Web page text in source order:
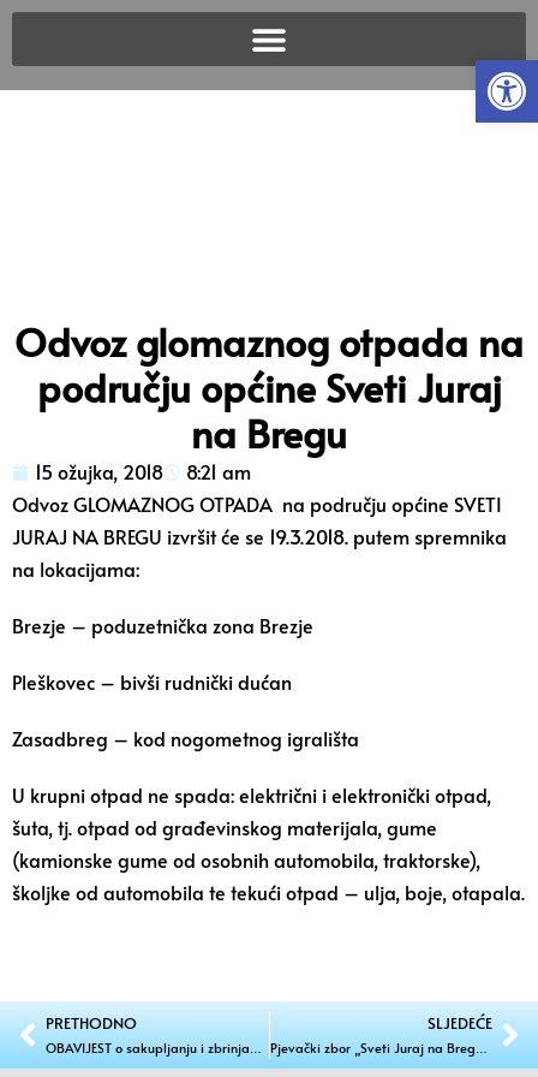
Odvoz glomaznog otpada na
području općine Sveti Juraj
na Bregu
15 ožujka, 2018
8:21 am
Odvoz GLOMAZNOG OTPADA na području općine SVETI
JURAJ NA BREGU izvršit će se 19.3.2018. putem spremnika
na lokacijama:
Brezje – poduzetnička zona Brezje
Pleškovec – bivši rudnički dućan
Zasadbreg – kod nogometnog igrališta
U krupni otpad ne spada: električni i elektronički otpad,
šuta, tj. otpad od građevinskog materijala, gume
(kamionske gume od osobnih automobila, traktorske),
školjke od automobila te tekući otpad – ulja, boje, otapala.
PRETHODNO
OBAVIJEST o sakupljanju i zbrinjavanju električnog i elektroničkog otpada i otpadnih guma
SLJEDEĆE
Pjevački zbor „Sveti Juraj na Bregu“ pjevao na ređenju Mira Denca